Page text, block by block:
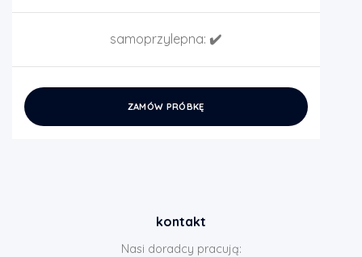
samoprzylepna: ✔️
ZAMÓW PRÓBKĘ
kontakt
Nasi doradcy pracują: